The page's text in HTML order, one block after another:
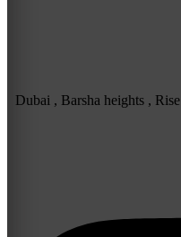
Dubai , Barsha heights ,